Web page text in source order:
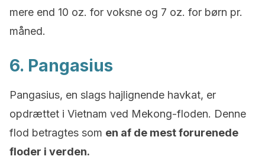
mere end 10 oz. for voksne og 7 oz. for børn pr.
måned.
6. Pangasius
Pangasius, en slags hajlignende havkat, er
opdrættet i Vietnam ved Mekong-floden. Denne
flod betragtes som en af de mest forurenede
floder i verden.